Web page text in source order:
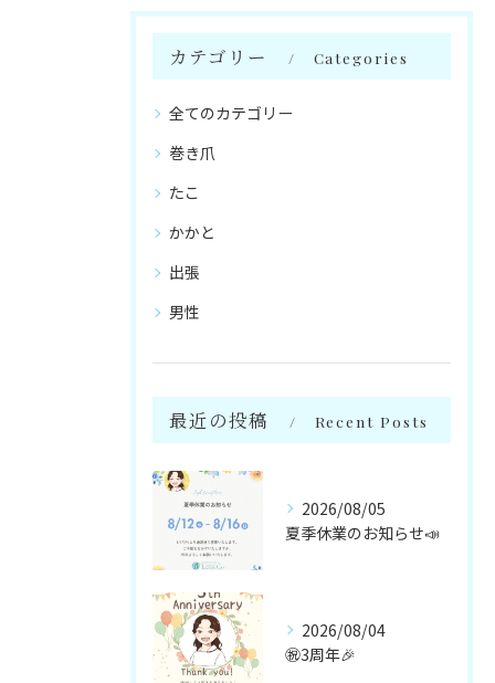
カテゴリー Categories
全てのカテゴリー
巻き爪
たこ
かかと
出張
男性
最近の投稿 Recent Posts
2026/08/05
夏季休業のお知らせ📣
2026/08/04
㊗️3周年🎉